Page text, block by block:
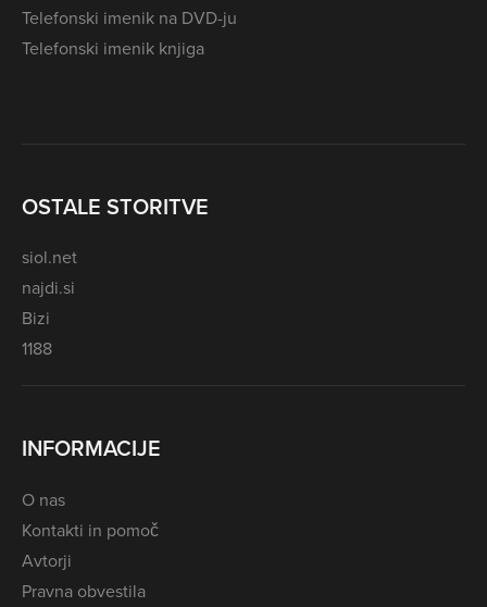
Telefonski imenik na DVD-ju
Telefonski imenik knjiga
OSTALE STORITVE
siol.net
najdi.si
Bizi
1188
INFORMACIJE
O nas
Kontakti in pomoč
Avtorji
Pravna obvestila